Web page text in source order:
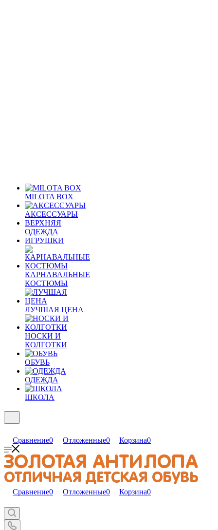
MILOTA BOX
АКСЕССУАРЫ
ВЕРХНЯЯ
ОДЕЖДА
ИГРУШКИ
КАРНАВАЛЬНЫЕ
КОСТЮМЫ
ЛУЧШАЯ ЦЕНА
НОСКИ И
КОЛГОТКИ
ОБУВЬ
ОДЕЖДА
ШКОЛА
Сравнение0 Отложенные0 Корзина0
Сравнение0 Отложенные0 Корзина0